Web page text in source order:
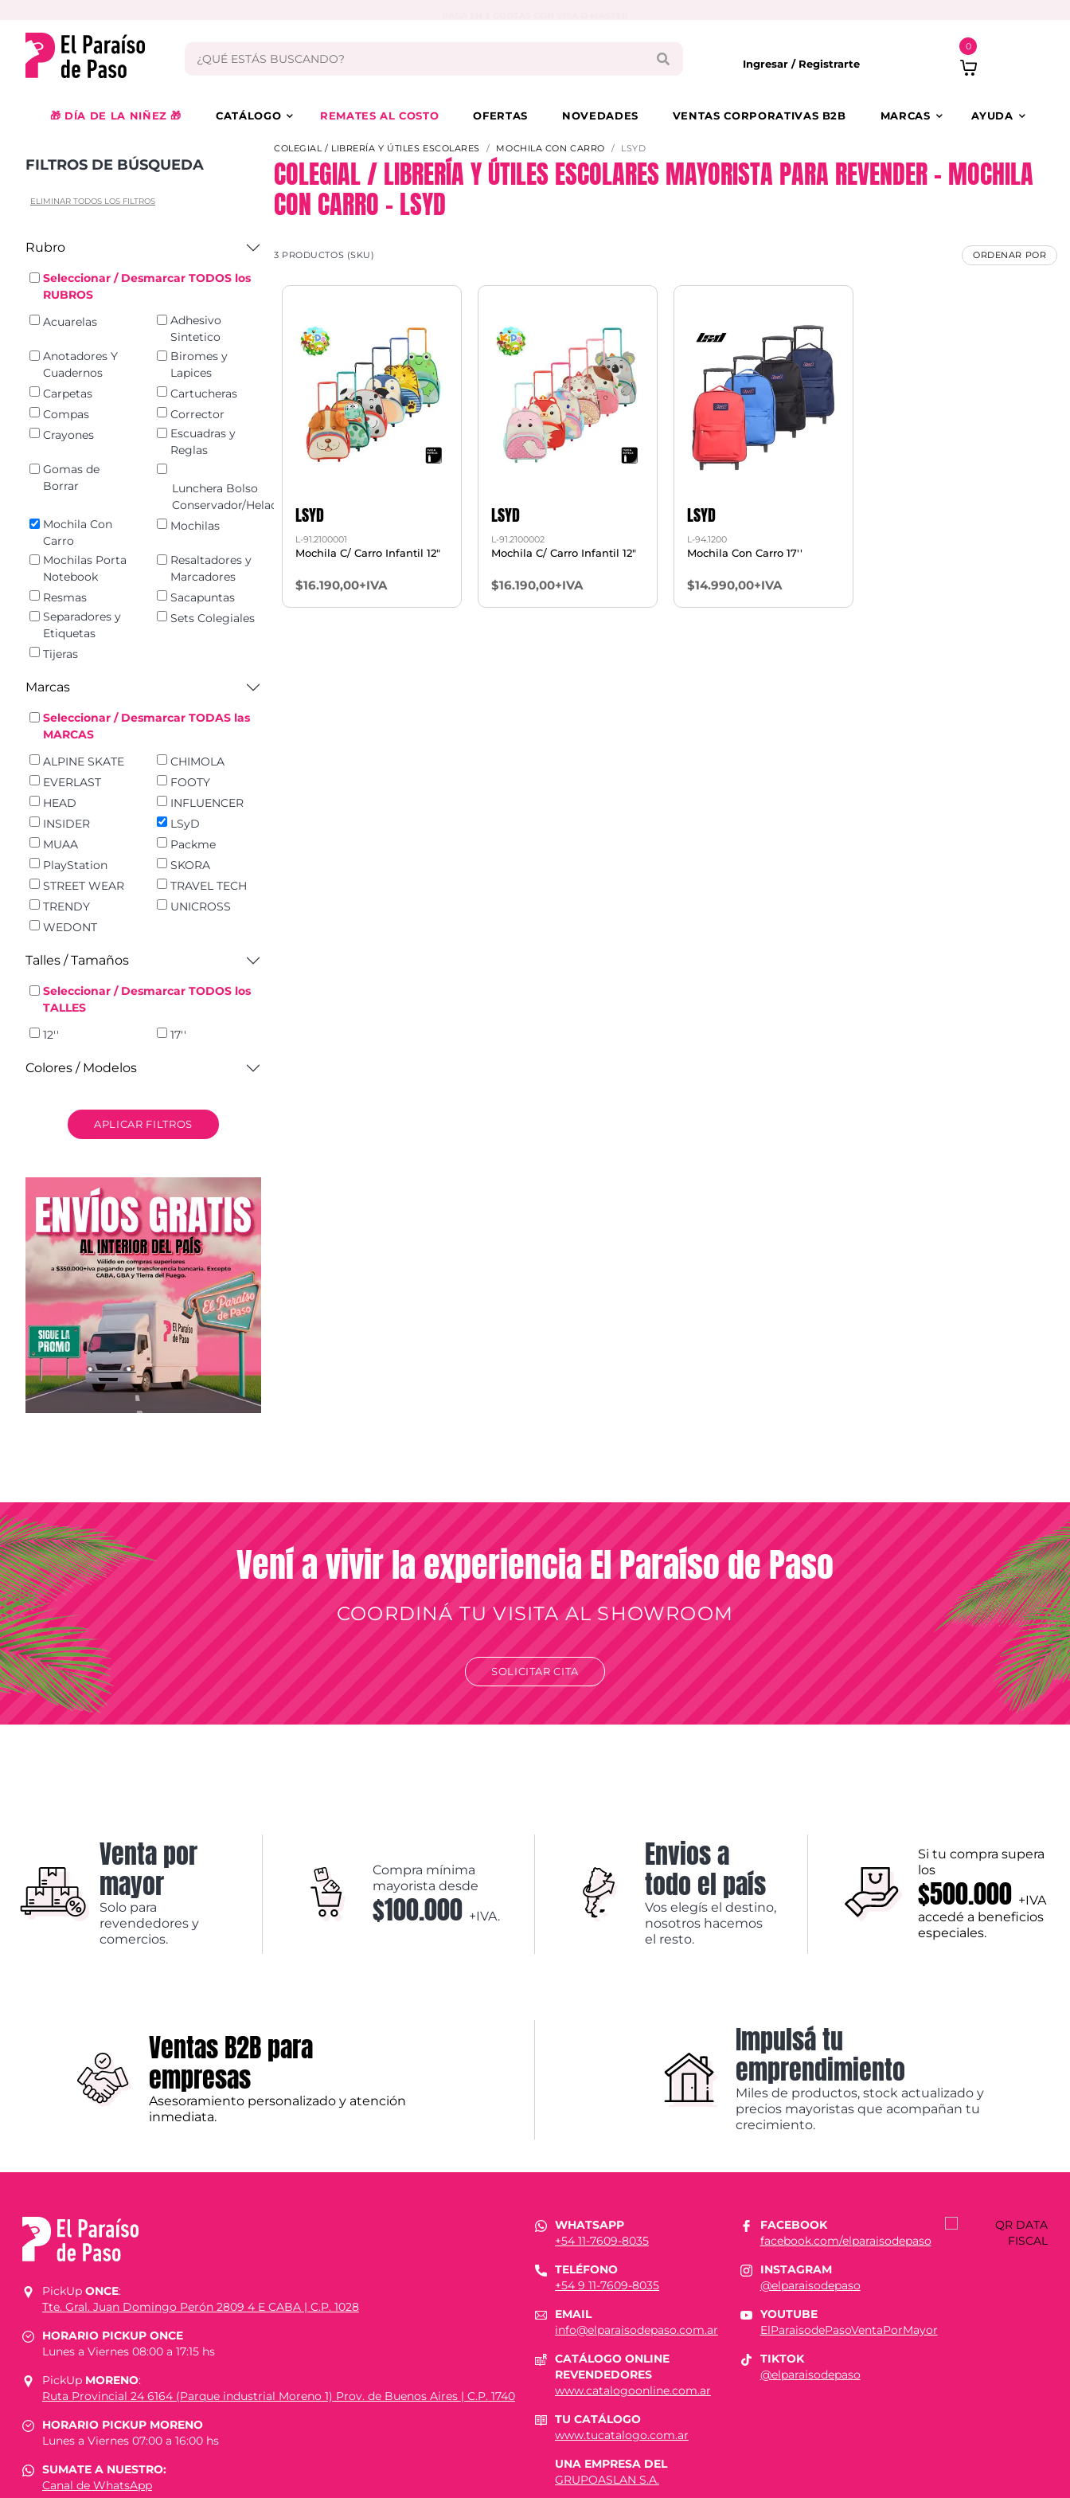
Ingresar / Registrarte
0
🎁 DÍA DE LA NIÑEZ 🎁 CATÁLOGO REMATES AL COSTO OFERTAS NOVEDADES VENTAS CORPORATIVAS B2B MARCAS AYUDA
FILTROS DE BÚSQUEDA
ELIMINAR TODOS LOS FILTROS
Rubro
Seleccionar / Desmarcar TODOS los
RUBROS
Acuarelas
Adhesivo
Sintetico
Anotadores Y
Cuadernos
Biromes y
Lapices
Carpetas
Cartucheras
Compas
Corrector
Crayones
Escuadras y
Reglas
Gomas de
Borrar
Lunchera Bolso
Conservador/Heladerita
Mochila Con
Carro
Mochilas
Mochilas Porta
Notebook
Resaltadores y
Marcadores
Resmas
Sacapuntas
Separadores y
Etiquetas
Sets Colegiales
Tijeras
Marcas
Seleccionar / Desmarcar TODAS las
MARCAS
ALPINE SKATE
CHIMOLA
EVERLAST
FOOTY
HEAD
INFLUENCER
INSIDER
LSyD
MUAA
Packme
PlayStation
SKORA
STREET WEAR
TRAVEL TECH
TRENDY
UNICROSS
WEDONT
Talles / Tamaños
Seleccionar / Desmarcar TODOS los
TALLES
12''
17''
Colores / Modelos
APLICAR FILTROS
COLEGIAL / LIBRERÍA Y ÚTILES ESCOLARES MOCHILA CON CARRO LSYD
COLEGIAL / LIBRERÍA Y ÚTILES ESCOLARES MAYORISTA PARA REVENDER – MOCHILA
CON CARRO – LSYD
3 PRODUCTOS (SKU) ORDENAR POR
LSYD
L-91.2100001
Mochila C/ Carro Infantil 12"
$16.190,00+IVA
LSYD
L-91.2100002
Mochila C/ Carro Infantil 12"
$16.190,00+IVA
LSYD
L-94.1200
Mochila Con Carro 17''
$14.990,00+IVA
Vení a vivir la experiencia El Paraíso de Paso
COORDINÁ TU VISITA AL SHOWROOM
SOLICITAR CITA
Venta por
mayor
Solo para
revendedores y
comercios.
Compra mínima
mayorista desde
$100.000 +IVA.
Envios a
todo el país
Vos elegís el destino,
nosotros hacemos
el resto.
Si tu compra supera
los
$500.000 +IVA
accedé a beneficios
especiales.
Ventas B2B para
empresas
Asesoramiento personalizado y atención
inmediata.
Impulsá tu
emprendimiento
Miles de productos, stock actualizado y
precios mayoristas que acompañan tu
crecimiento.
PickUp ONCE:
Tte. Gral. Juan Domingo Perón 2809 4 E CABA | C.P. 1028
HORARIO PICKUP ONCE
Lunes a Viernes 08:00 a 17:15 hs
PickUp MORENO:
Ruta Provincial 24 6164 (Parque industrial Moreno 1) Prov. de Buenos Aires | C.P. 1740
HORARIO PICKUP MORENO
Lunes a Viernes 07:00 a 16:00 hs
SUMATE A NUESTRO:
Canal de WhatsApp
WHATSAPP
+54 11-7609-8035
TELÉFONO
+54 9 11-7609-8035
EMAIL
info@elparaisodepaso.com.ar
CATÁLOGO ONLINE
REVENDEDORES
www.catalogoonline.com.ar
TU CATÁLOGO
www.tucatalogo.com.ar
UNA EMPRESA DEL
GRUPOASLAN S.A.
FACEBOOK
facebook.com/elparaisodepaso
INSTAGRAM
@elparaisodepaso
YOUTUBE
ElParaisodePasoVentaPorMayor
TIKTOK
@elparaisodepaso